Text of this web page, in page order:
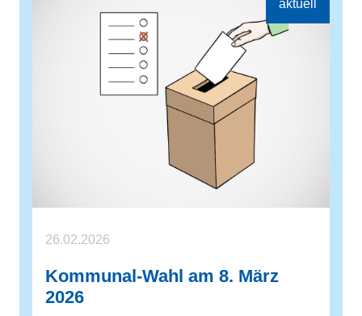
26.02.2026
Kommunal-Wahl am 8. März
2026